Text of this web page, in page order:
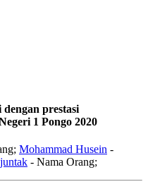
prestasi
1 Pongo 2020
Mohammad Husein -
- Nama Orang;